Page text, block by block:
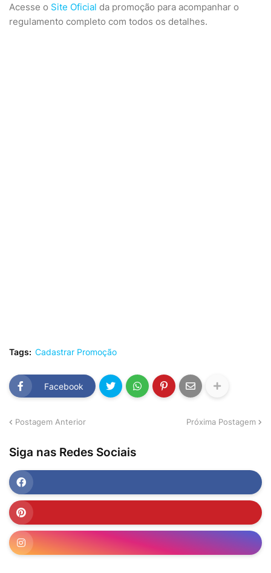
Acesse o Site Oficial da promoção para acompanhar o
regulamento completo com todos os detalhes.
Tags: Cadastrar Promoção
Facebook
Postagem Anterior Próxima Postagem
Siga nas Redes Sociais